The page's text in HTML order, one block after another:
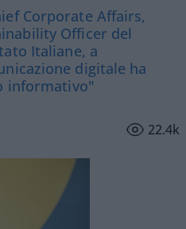
Corporate Affairs,
Officer del
Italiane, a
digitale ha
informativo"
22.4k